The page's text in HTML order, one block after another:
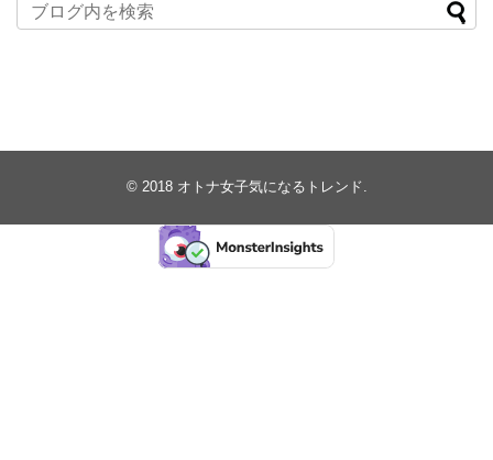
© 2018 オトナ女子気になるトレンド.